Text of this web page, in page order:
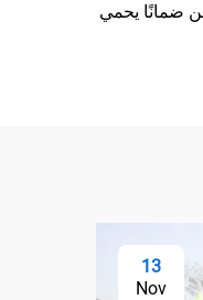
ضمانًا يحمي
13
Nov